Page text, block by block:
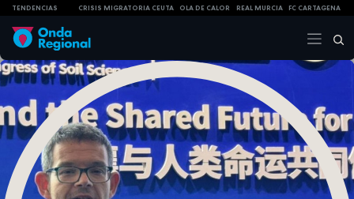
TENDENCIAS CRISIS MIGRATORIA CEUTA OLA DE CALOR REAL MURCIA FC CARTAGENA